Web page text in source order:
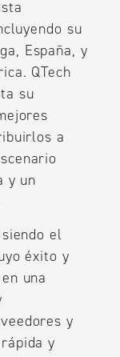
su
España, y
QTech
su
a
y un
el
éxito y
una
y
y